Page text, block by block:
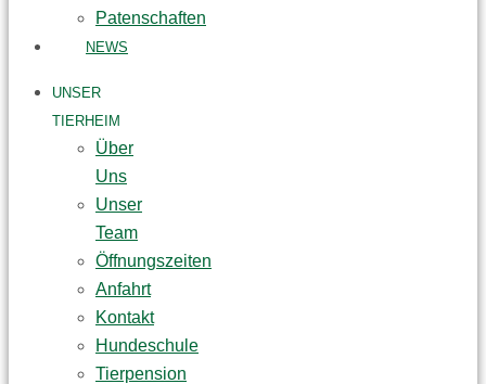
Patenschaften
NEWS
UNSER
TIERHEIM
Über
Uns
Unser
Team
Öffnungszeiten
Anfahrt
Kontakt
Hundeschule
Tierpension